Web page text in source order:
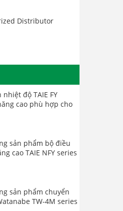
Distributor
độ TAIE FY
cao phù hợp cho
sản phẩm bộ điều
cao TAIE NFY series
sản phẩm chuyển
TW-4M series